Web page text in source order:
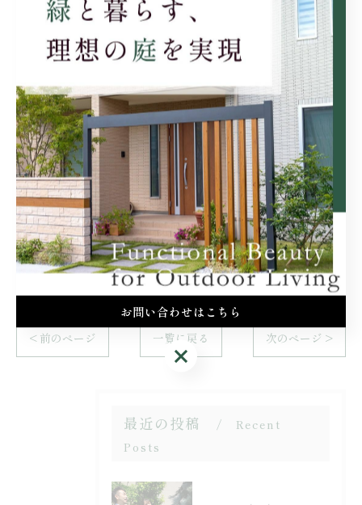
エクステリアの色選びでは、建物全体の調和を考えなが
らスタイルを決めた、お手入れについても考慮するのが
何を重視するかを迷った場合は、業者に相談しながら色
選びを進めてもいいでしょう。
静岡県の『唯総建』では、エクステリアの施工を行って
います。
住まいに合わせた色選びについてもアドバイスいたしま
すので、お悩みの際はお気軽にご相談ください。
< 前のページ 一覧に戻る 次のページ >
最近の投稿
Recent
Posts
お問い合わせはこちら
お問い合わせはこちら